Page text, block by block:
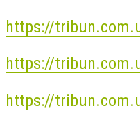
https://
https://
https://